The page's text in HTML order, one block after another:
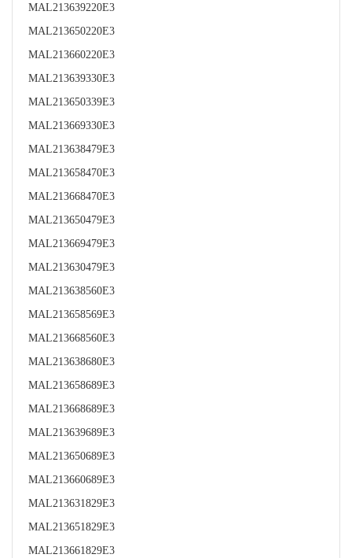
MAL213639220E3
MAL213650220E3
MAL213660220E3
MAL213639330E3
MAL213650339E3
MAL213669330E3
MAL213638479E3
MAL213658470E3
MAL213668470E3
MAL213650479E3
MAL213669479E3
MAL213630479E3
MAL213638560E3
MAL213658569E3
MAL213668560E3
MAL213638680E3
MAL213658689E3
MAL213668689E3
MAL213639689E3
MAL213650689E3
MAL213660689E3
MAL213631829E3
MAL213651829E3
MAL213661829E3